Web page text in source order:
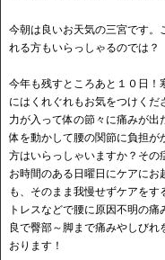
今朝は良いお天気の三宮です。
れる方もいらっしゃるのでは？
今年も残すところあと１０日！
にはくれぐれもお気をつけく
力が入って体の節々に痛みが
体を動かして腰の関節に負担が
方はいらっしゃいますか？その
お時間のある日曜日にケアに
も、そのまま我慢せずケアを
トレスなどで腰に原因不明の
良で臀部～脚まで痛みやしび
おります！